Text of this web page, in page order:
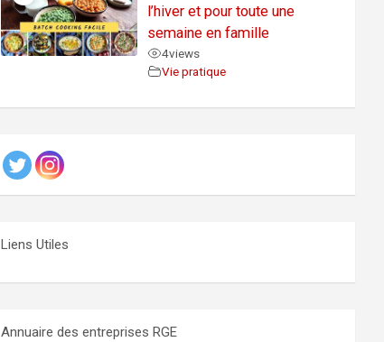
l’hiver et pour toute une
semaine en famille
4views
Vie pratique
Liens Utiles
Annuaire des entreprises RGE